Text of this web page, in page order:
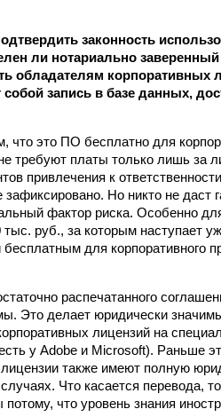
законность
ли нотариально
обладателям корпоративных
запись в базе данных,
что это ПО бесплатно для
требуют платы только лишь за
привлечения к
Но никто не даст
фактор риска. Особенно
руб., за которым наступает
для корпоративного
распечатанного
Это делает юридически
лицензий на
у Adobe и Microsoft). Раньше
также имеют полную
Что касается перевода,
что уровень знания